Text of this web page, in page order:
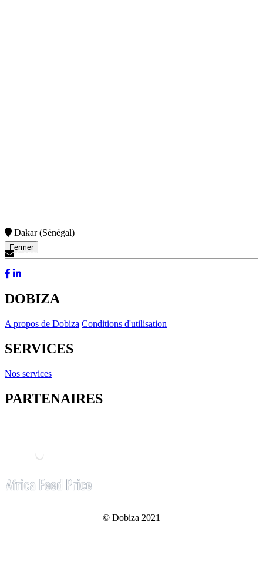
Fermer
Dakar (Sénégal)
Contactez-Nous
DOBIZA
A propos de Dobiza Conditions d'utilisation
SERVICES
Nos services
PARTENAIRES
© Dobiza 2021